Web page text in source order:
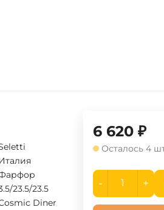
23.5/23.5
Diner
6 620 ₽
Осталось 4
- +